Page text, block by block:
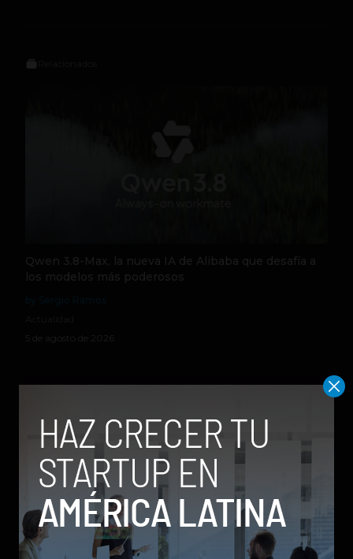
Qwen 3.8-Max, la nueva IA de Alibaba que desafía a
los modelos más poderosos
5 de agosto de 2026
Nequi anuncia que pronto operará como compañía